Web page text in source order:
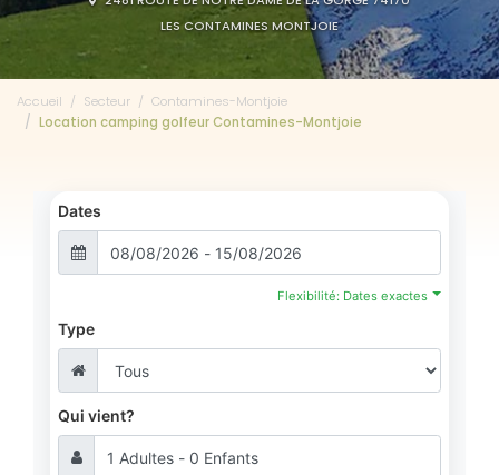
LES CONTAMINES MONTJOIE
Accueil Secteur
Contamines-Montjoie
Location camping golfeur Contamines-Montjoie
Dates
Flexibilité: Dates exactes
Type
Qui vient?